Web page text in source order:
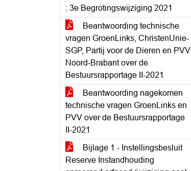
: 3e Begrotingswijziging 2021
Beantwoording technische
vragen GroenLinks, ChristenUnie-
SGP, Partij voor de Dieren en PVV
Noord-Brabant over de
Bestuursrapportage II-2021
Beantwoording nagekomen
technische vragen GroenLinks en
PVV over de Bestuursrapportage
II-2021
Bijlage 1 - Instellingsbesluit
Reserve Instandhouding